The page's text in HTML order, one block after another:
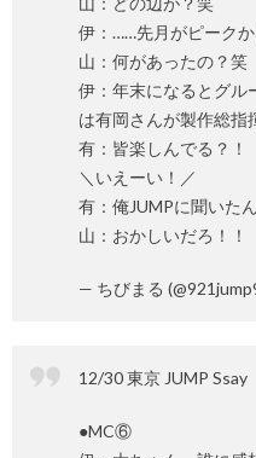
伊：……先月がピーク
山：何があったの？笑
伊：年末になるとグル
は有岡さんが製作総指
有：皆楽しんでる？！
＼いえーい！／
有：俺JUMPに聞いた
山：おかしいだろ！！
— ちびまる
12/30 東京 JUMP Ssay
●MC⑥